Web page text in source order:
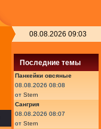
08.08.2026 09:03
Последние темы
Панкейки овсяные
08.08.2026 08:08
от Stern
Сангрия
08.08.2026 08:07
от Stern